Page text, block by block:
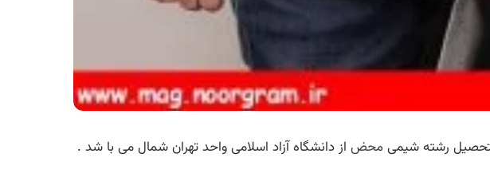
محض از دانشگاه آزاد اسلامی واحد تهران شمال می با شد .